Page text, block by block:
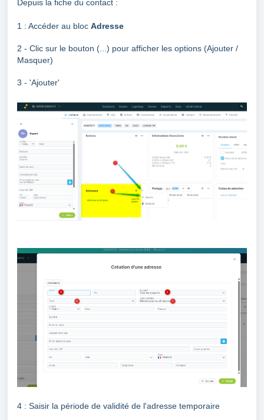
Depuis la fiche du contact :
1 : Accéder au bloc Adresse
2 - Clic sur le bouton (...) pour afficher les options (Ajouter /
Masquer)
3 - 'Ajouter'
4 : Saisir la période de validité de l'adresse temporaire